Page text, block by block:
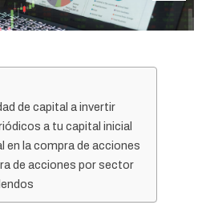
de capital a invertir
a tu capital inicial
en la compra de acciones
de acciones por sector